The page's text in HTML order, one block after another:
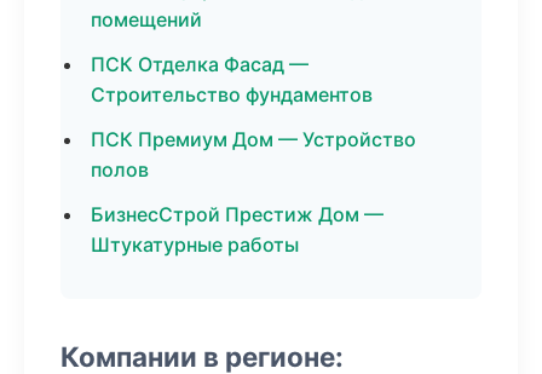
помещений
ПСК Отделка Фасад —
Строительство фундаментов
ПСК Премиум Дом — Устройство
полов
БизнесСтрой Престиж Дом —
Штукатурные работы
Компании в регионе: